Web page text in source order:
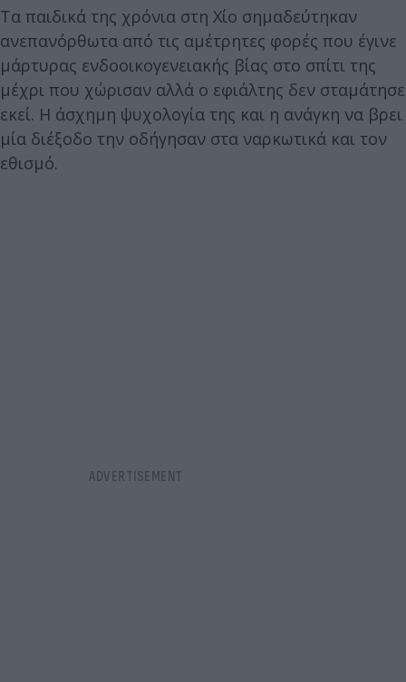
Τα παιδικά της χρόνια στη Χίο σημαδεύτηκαν
ανεπανόρθωτα από τις αμέτρητες φορές που έγινε
μάρτυρας ενδοοικογενειακής βίας στο σπίτι της
μέχρι που χώρισαν αλλά ο εφιάλτης δεν σταμάτησε
εκεί. Η άσχημη ψυχολογία της και η ανάγκη να βρει
μία διέξοδο την οδήγησαν στα ναρκωτικά και τον
εθισμό.